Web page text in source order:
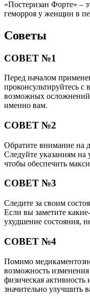
«Постеризан Форте» –
геморроя у женщин в
Советы
СОВЕТ №1
Перед началом
проконсультируйтесь
возможных осложнений
именно вам.
СОВЕТ №2
Обратите внимание на
Следуйте указаниям на
чтобы обеспечить
СОВЕТ №3
Следите за своим
Если вы заметите
ухудшение состояния,
СОВЕТ №4
Помимо
возможность
физическая
значительно улучшить